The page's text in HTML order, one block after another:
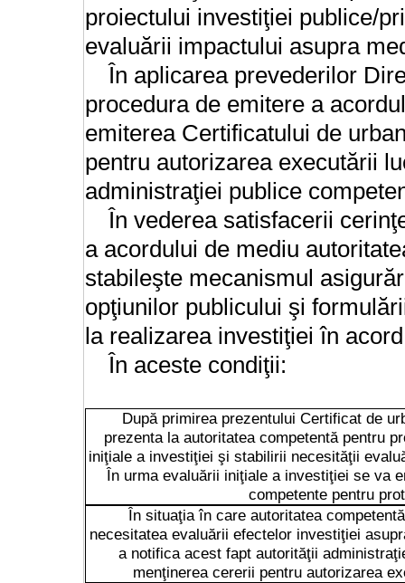
proiectului investiţiei publice/
evaluării impactului asupra
În aplicarea prevederilor
procedura de emitere a
emiterea Certificatului de
pentru autorizarea executării
administraţiei publice
În vederea satisfacerii
a acordului de mediu
stabileşte mecanismul
opţiunilor publicului şi
la realizarea investiţiei în
În aceste condiţii:
După primirea prezentului Certificat de
prezenta la autoritatea competentă pentru
iniţiale a investiţiei şi stabilirii necesităţii
În urma evaluării iniţiale a investiţiei se va
competente pentru
În situaţia în care autoritatea
necesitatea evaluării efectelor investiţiei
a notifica acest fapt autorităţii
menţinerea cererii pentru autorizarea